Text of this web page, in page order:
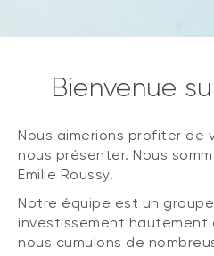
Bienvenue
Nous aimerions profiter de
nous présenter. Nous
Emilie Roussy.
Notre équipe est un
investissement hautement
nous cumulons de